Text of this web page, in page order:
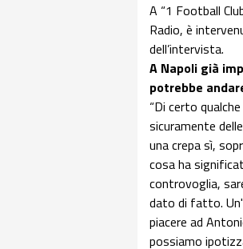
A “1 Football
Radio, è
dell’intervista.
A Napoli già
potrebbe
“Di certo
sicuramente
una crepa sì,
cosa ha
controvoglia,
dato di fatto.
piacere ad
possiamo